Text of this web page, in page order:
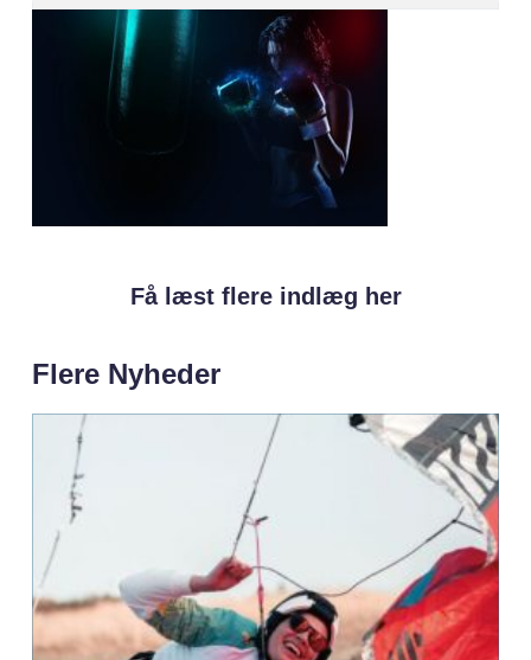
Få læst flere indlæg her
Flere Nyheder